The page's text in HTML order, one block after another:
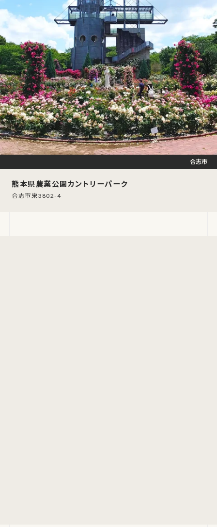
熊本県農業公園カントリーパーク
合志市栄3802-4
合志市